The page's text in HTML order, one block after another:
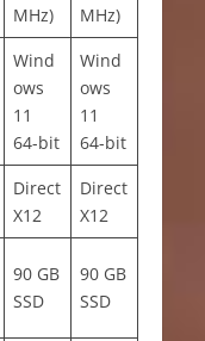
MHz)
MHz)
Wind
ows
11
64-bit
Wind
ows
11
64-bit
Direct
X12
Direct
X12
90 GB
SSD
90 GB
SSD